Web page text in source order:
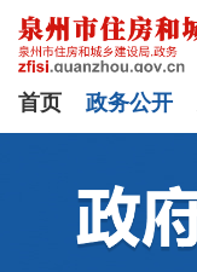
首页 政务公开